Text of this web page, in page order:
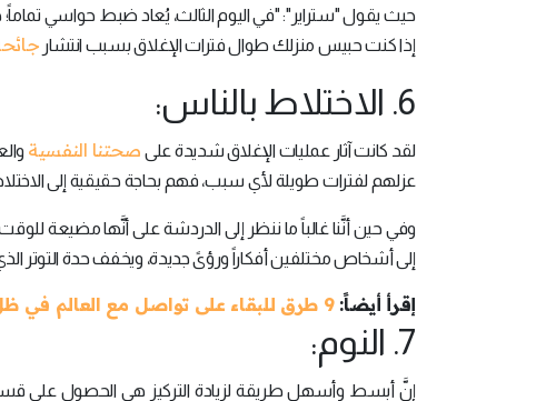
حيث يقول "ستراير": "في اليوم الثالث، يُعاد ضبط حواسي
إذا كنت حبيس منزلك طوال فترات الإغلاق بسبب انتشار
6. الاختلاط بالناس:
لقد كانت آثار عمليات الإغلاق شديدة على صحتنا النفسية
عزلهم لفترات طويلة لأي سبب، فهم بحاجة حقيقية إلى
وفي حين أنَّنا غالباً ما ننظر إلى الدردشة على أنَّها مضيعة
إلى أشخاص مختلفين أفكاراً ورؤىً جديدة، ويخفف حدة التوتر الذي
إقرأ أيضاً:9 طرق للبقاء على تواصل مع العالم في ظلِّ التباعد الاجتماعي
7. النوم:
إنَّ أبسط وأسهل طريقة لزيادة التركيز هي الحصول على قسط